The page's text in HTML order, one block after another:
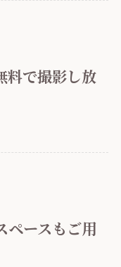
料で撮影し放
ペースもご用